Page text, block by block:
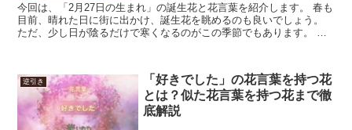
今回は、「2月27日の生まれ」の誕生花と花言葉を紹介します。 春も
目前、晴れた日に街に出かけ、誕生花を眺めるのも良いでしょう。
ただ、少し日が陰るだけで寒くなるのがこの季節でもあります。 防
逆引き
「好きでした」の花言葉を持つ花
とは？似た花言葉を持つ花まで徹
底解説